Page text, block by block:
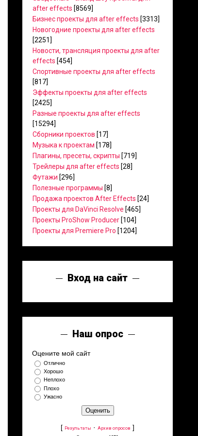
after effects [8569]
Бизнес проекты для after effects [3313]
Новогодние проекты для after effects
[2251]
Новости, трансляция проекты для after
effects [454]
Спортивные проекты для after effects
[817]
Эффекты проекты для after effects
[2425]
Разные проекты для after effects
[15294]
Сборники проектов [17]
Музыка к проектам [178]
Плагины, пресеты, скрипты [719]
Трейлеры для after effects [28]
Футажи [296]
Полезные программы [8]
Продажа проектов After Effects [24]
Проекты для DaVinci Resolve [465]
Проекты ProShow Producer [104]
Проекты для Premiere Pro [1204]
Вход на сайт
Наш опрос
Оцените мой сайт
Отлично
Хорошо
Неплохо
Плохо
Ужасно
[ Результаты · Архив опросов ]